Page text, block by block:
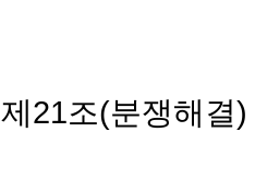
제21조(분쟁해결)